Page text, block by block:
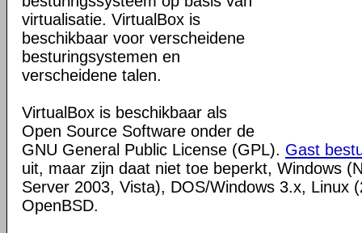
virtualisatie. VirtualBox is
beschikbaar voor verscheidene
besturingsystemen en
verscheidene talen.
VirtualBox is beschikbaar als
Open Source Software onder de
GNU General Public License (GPL). Gast
uit, maar zijn daat niet toe beperkt, Windows
Server 2003, Vista), DOS/Windows 3.x, Linux
OpenBSD.